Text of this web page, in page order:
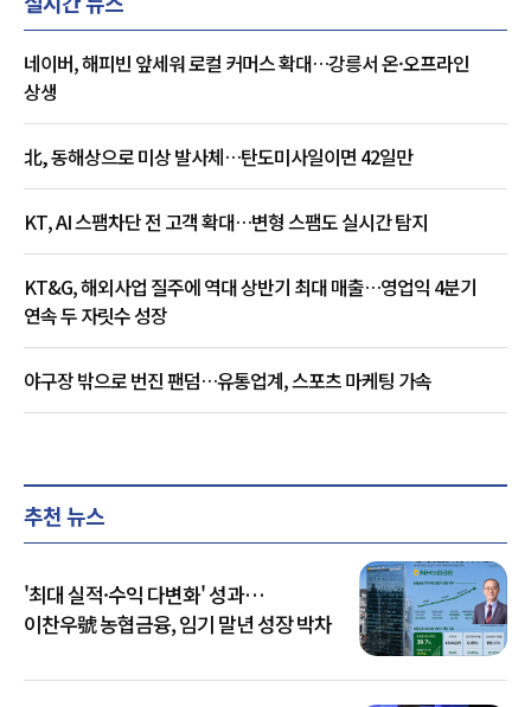
네이버, 해피빈 앞세워 로컬 커머스 확대…강릉서 온·오프라인
상생
北, 동해상으로 미상 발사체…탄도미사일이면 42일만
KT, AI 스팸차단 전 고객 확대…변형 스팸도 실시간 탐지
KT&G, 해외사업 질주에 역대 상반기 최대 매출…영업익 4분기
연속 두 자릿수 성장
야구장 밖으로 번진 팬덤…유통업계, 스포츠 마케팅 가속
추천 뉴스
'최대 실적·수익 다변화' 성과…
이찬우號 농협금융, 임기 말년 성장 박차